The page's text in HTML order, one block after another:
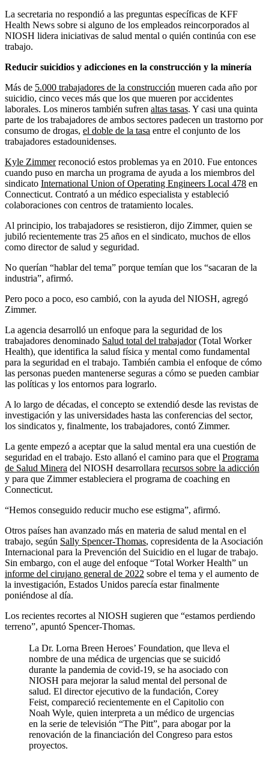
La secretaria no respondió a las preguntas específicas de KFF
Health News sobre si alguno de los empleados reincorporados al
NIOSH lidera iniciativas de salud mental o quién continúa con ese
trabajo.
Reducir suicidios y adicciones en la construcción y la minería
Más de 5.000 trabajadores de la construcción mueren cada año por
suicidio, cinco veces más que los que mueren por accidentes
laborales. Los mineros también sufren altas tasas. Y casi una quinta
parte de los trabajadores de ambos sectores padecen un trastorno por
consumo de drogas, el doble de la tasa entre el conjunto de los
trabajadores estadounidenses.
Kyle Zimmerreconoció estos problemas ya en 2010. Fue entonces
cuando puso en marcha un programa de ayuda a los miembros del
sindicato International Union of Operating Engineers Local 478 en
Connecticut. Contrató a un médico especialista y estableció
colaboraciones con centros de tratamiento locales.
Al principio, los trabajadores se resistieron, dijo Zimmer, quien se
jubiló recientemente tras 25 años en el sindicato, muchos de ellos
como director de salud y seguridad.
No querían “hablar del tema” porque temían que los “sacaran de la
industria”, afirmó.
Pero poco a poco, eso cambió, con la ayuda del NIOSH, agregó
Zimmer.
La agencia desarrolló un enfoque para la seguridad de los
trabajadores denominado Salud total del trabajador(Total Worker
Health), que identifica la salud física y mental como fundamental
para la seguridad en el trabajo. También cambia el enfoque de cómo
las personas pueden mantenerse seguras a cómo se pueden cambiar
las políticas y los entornos para lograrlo.
A lo largo de décadas, el concepto se extendió desde las revistas de
investigación y las universidades hasta las conferencias del sector,
los sindicatos y, finalmente, los trabajadores, contó Zimmer.
La gente empezó a aceptar que la salud mental era una cuestión de
seguridad en el trabajo. Esto allanó el camino para que el Programa
de Salud Minera del NIOSH desarrollara recursos sobre la adicción
y para que Zimmer estableciera el programa de coaching en
Connecticut.
“Hemos conseguido reducir mucho ese estigma”, afirmó.
Otros países han avanzado más en materia de salud mental en el
trabajo, según Sally Spencer-Thomas, copresidenta de la Asociación
Internacional para la Prevención del Suicidio en el lugar de trabajo.
Sin embargo, con el auge del enfoque “Total Worker Health” un
informe del cirujano general de 2022 sobre el tema y el aumento de
la investigación, Estados Unidos parecía estar finalmente
poniéndose al día.
Los recientes recortes al NIOSH sugieren que “estamos perdiendo
terreno”, apuntó Spencer-Thomas.
La Dr. Lorna Breen Heroes’ Foundation, que lleva el
nombre de una médica de urgencias que se suicidó
durante la pandemia de covid-19, se ha asociado con
NIOSH para mejorar la salud mental del personal de
salud. El director ejecutivo de la fundación, Corey
Feist, compareció recientemente en el Capitolio con
Noah Wyle, quien interpreta a un médico de urgencias
en la serie de televisión “The Pitt”, para abogar por la
renovación de la financiación del Congreso para estos
proyectos.